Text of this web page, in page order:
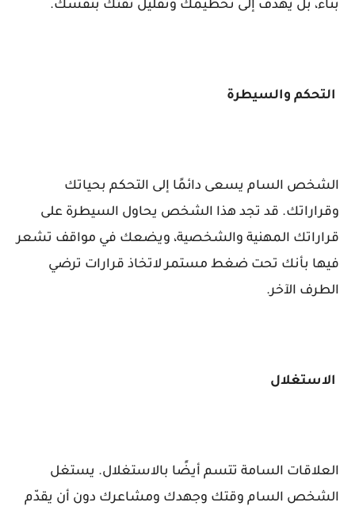
بنّاءً، بل يهدف إلى تحطيمك وتقليل ثقتك بنفسك.
التحكم والسيطرة
الشخص السام يسعى دائمًا إلى التحكم بحياتك
وقراراتك. قد تجد هذا الشخص يحاول السيطرة على
قراراتك المهنية والشخصية، ويضعك في مواقف تشعر
فيها بأنك تحت ضغط مستمر لاتخاذ قرارات ترضي
الطرف الآخر.
الاستغلال
العلاقات السامة تتسم أيضًا بالاستغلال. يستغل
الشخص السام وقتك وجهدك ومشاعرك دون أن يقدّم